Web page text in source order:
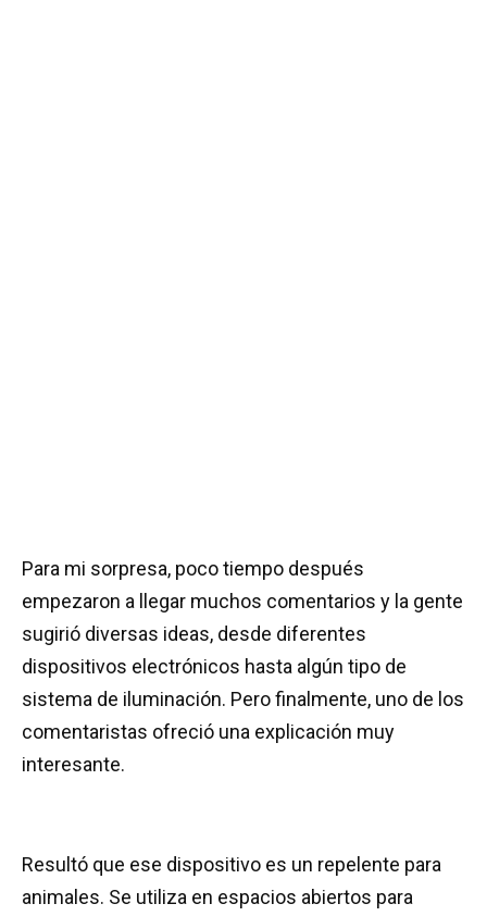
Para mi sorpresa, poco tiempo después
empezaron a llegar muchos comentarios y la gente
sugirió diversas ideas, desde diferentes
dispositivos electrónicos hasta algún tipo de
sistema de iluminación. Pero finalmente, uno de los
comentaristas ofreció una explicación muy
interesante.
Resultó que ese dispositivo es un repelente para
animales. Se utiliza en espacios abiertos para